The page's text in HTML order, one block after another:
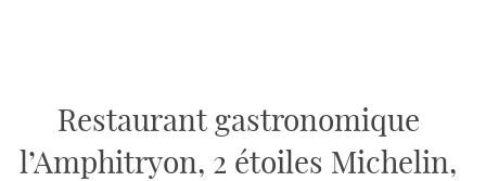
Restaurant gastronomique
l’Amphitryon, 2 étoiles Michelin,